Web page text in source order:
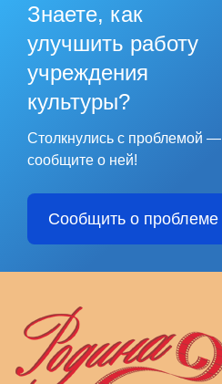
Знаете, как
улучшить работу
учреждения
культуры?
Столкнулись с проблемой —
сообщите о ней!
Сообщить о проблеме